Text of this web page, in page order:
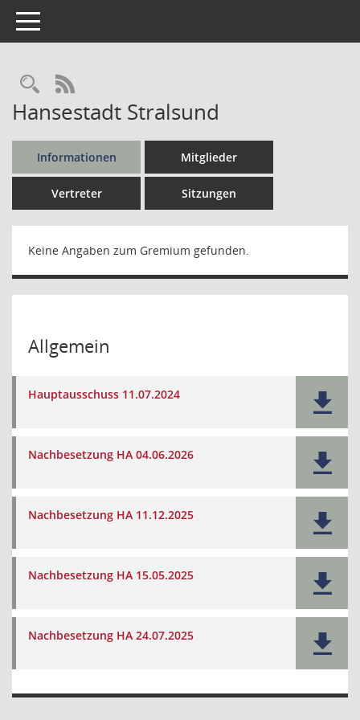
Toggle navigation
Rechercheauswahl
RSS-Feed
Hansestadt Stralsund
Informationen Mitglieder
Vertreter Sitzungen
Keine Angaben zum Gremium gefunden.
Allgemein
Hauptausschuss 11.07.2024
Nachbesetzung HA 04.06.2026
Nachbesetzung HA 11.12.2025
Nachbesetzung HA 15.05.2025
Nachbesetzung HA 24.07.2025